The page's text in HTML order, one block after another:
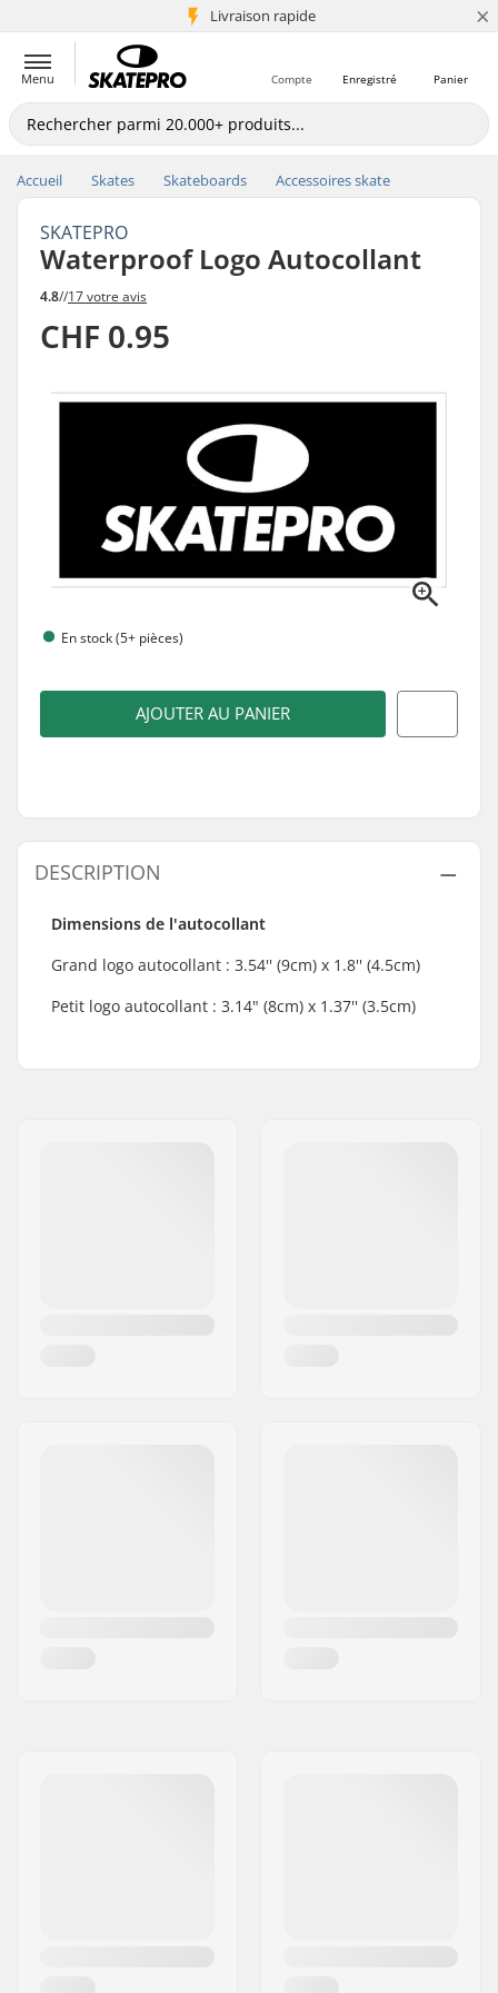
Livraison rapide
+5 mio de clients ×
Menu Panier
Enregistré
Compte
Accueil Skates Skateboards Accessoires skate
SKATEPRO
Waterproof Logo Autocollant
4.8//17 votre avis
CHF 0.95
En stock (5+ pièces)
AJOUTER AU PANIER
DESCRIPTION
Dimensions de l'autocollant
Grand logo autocollant : 3.54'' (9cm) x 1.8'' (4.5cm)
Petit logo autocollant : 3.14" (8cm) x 1.37'' (3.5cm)